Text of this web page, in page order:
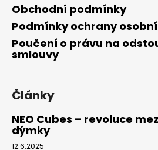
Obchodní podmínky
Podmínky ochrany
Poučení o právu na
smlouvy
Články
NEO Cubes – revoluce
dýmky
12.6.2025